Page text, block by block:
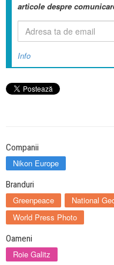
articole despre
Info
Companii
Nikon Europe
Branduri
Greenpeace National
World Press Photo
Oameni
Roie Galitz